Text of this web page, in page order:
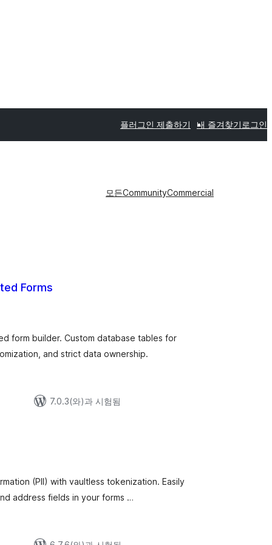
플러그인 제출하기 내 즐겨찾기 로그인
모든CommunityCommercial
Forms
form builder. Custom database tables for
and strict data ownership.
7.0.3(와)과 시험됨
(PII) with vaultless tokenization. Easily
address fields in your forms …